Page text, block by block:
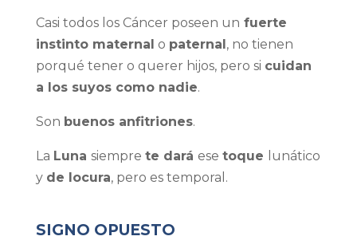
Casi todos los Cáncer poseen un fuerte
instinto maternal o paternal , no tienen
porqué tener o querer hijos, pero si cuidan
a los suyos como nadie.
Son buenos anfitriones.
La Luna siempre te dará ese toque
lunático
y de locura, pero es temporal.
SIGNO OPUESTO